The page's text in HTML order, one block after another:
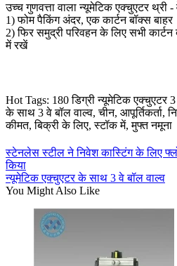
उच्च गुणवत्ता वाला न्यूमेटिक एक्चुएटर थ्री -
1) फोम पैकिंग अंदर, एक कार्टन बॉक्स बाहर
2) फिर समुद्री परिवहन के लिए सभी
में रखें
Hot Tags: 180 डिग्री न्यूमेटिक एक्चुएटर
के साथ 3 वे बॉल वाल्व, चीन, आपूर्तिकर्ता,
कीमत, बिक्री के लिए, स्टॉक में, मुफ्त नमूना
स्टेनलेस स्टील ने निवेश कास्टिंग के लिए
किया
न्यूमेटिक एक्चुएटर के साथ 3 वे बॉल वाल्व
You Might Also Like